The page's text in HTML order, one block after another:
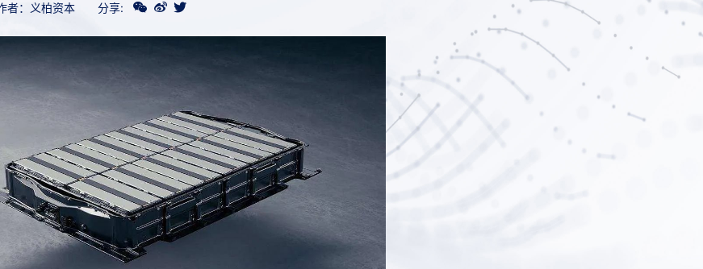
者：义柏资本 分享: